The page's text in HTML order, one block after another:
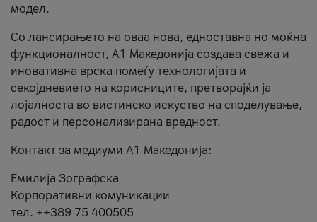
модел.
Со лансирањето на оваа нова, едноставна но моќна
функционалност, А1 Македонија создава свежа и
иновативна врска помеѓу технологијата и
секојдневието на корисниците, претворајќи ја
лојалноста во вистинско искуство на споделување,
радост и персонализирана вредност.
Контакт за медиуми А1 Македонија:
Емилија Зографска
Корпоративни комуникации
тел. ++389 75 400505